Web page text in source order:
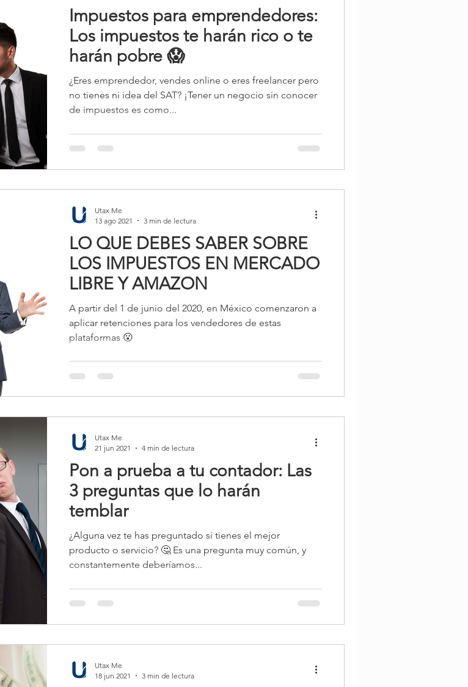
Impuestos para emprendedores:
Los impuestos te harán rico o te
harán pobre 😱
¿Eres emprendedor, vendes online o eres freelancer pero
no tienes ni idea del SAT? ¡Tener un negocio sin conocer
de impuestos es como...
LO QUE DEBES SABER SOBRE
LOS IMPUESTOS EN MERCADO
LIBRE Y AMAZON
A partir del 1 de junio del 2020, en México comenzaron a
aplicar retenciones para los vendedores de estas
plataformas 😮
Utax Me
13 ago 2021
3 min de lectura
Pon a prueba a tu contador: Las
3 preguntas que lo harán
temblar
¿Alguna vez te has preguntado si tienes el mejor
producto o servicio? 🤔 Es una pregunta muy común, y
constantemente deberíamos...
Utax Me
21 jun 2021
4 min de lectura
Utax Me
18 jun 2021
3 min de lectura